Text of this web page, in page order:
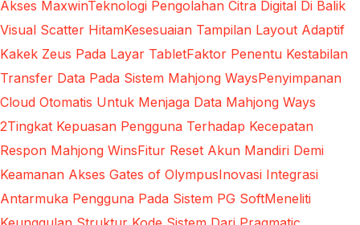
Akses MaxwinTeknologi Pengolahan Citra Digital Di Balik
Visual Scatter HitamKesesuaian Tampilan Layout Adaptif
Kakek Zeus Pada Layar TabletFaktor Penentu Kestabilan
Transfer Data Pada Sistem Mahjong WaysPenyimpanan
Cloud Otomatis Untuk Menjaga Data Mahjong Ways
2Tingkat Kepuasan Pengguna Terhadap Kecepatan
Respon Mahjong WinsFitur Reset Akun Mandiri Demi
Keamanan Akses Gates of OlympusInovasi Integrasi
Antarmuka Pengguna Pada Sistem PG SoftMeneliti